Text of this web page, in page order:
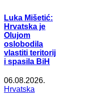
Luka Mišetić:
Hrvatska je
Olujom
oslobodila
vlastiti teritorij
i spasila BiH
06.08.2026.
Hrvatska